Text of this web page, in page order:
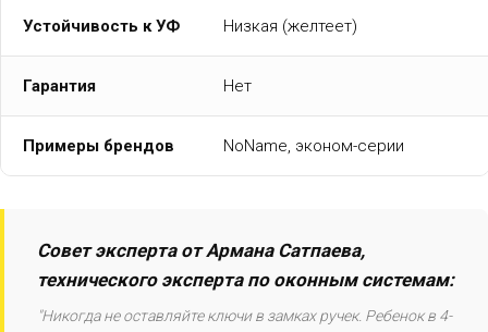
Устойчивость к УФ Низкая (желтеет)
Гарантия Нет
Примеры брендов NoName, эконом-серии
Совет эксперта от Армана Сатпаева,
технического эксперта по оконным системам:
"Никогда не оставляйте ключи в замках ручек. Ребенок в 4-